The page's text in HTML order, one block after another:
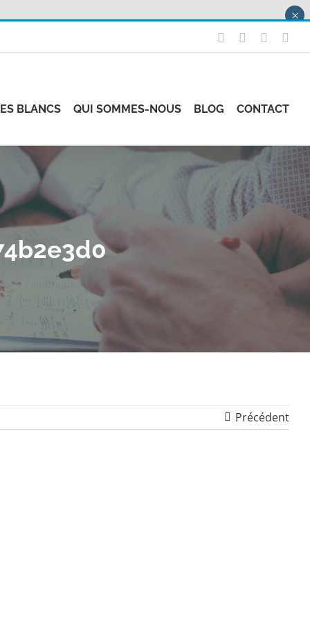
LinkedIn
BLANCS QUI SOMMES-NOUS BLOG CONTACT
Précédent
×